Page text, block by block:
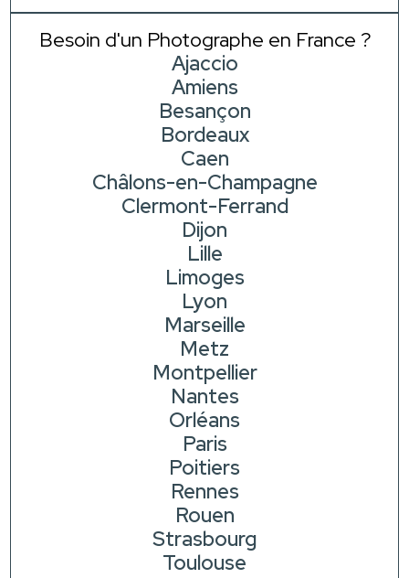
Besoin d'un Photographe en France ?
Ajaccio
Amiens
Besançon
Bordeaux
Caen
Châlons-en-Champagne
Clermont-Ferrand
Dijon
Lille
Limoges
Lyon
Marseille
Metz
Montpellier
Nantes
Orléans
Paris
Poitiers
Rennes
Rouen
Strasbourg
Toulouse